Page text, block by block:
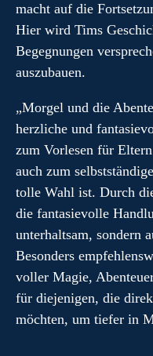
macht auf die
Hier wird Tims
Begegnungen
auszubauen.
„Morgel und die
herzliche und
zum Vorlesen für
auch zum
tolle Wahl ist. Durch
die fantasievolle
unterhaltsam, sondern
Besonders
voller Magie,
für diejenigen, die
möchten, um tiefer in